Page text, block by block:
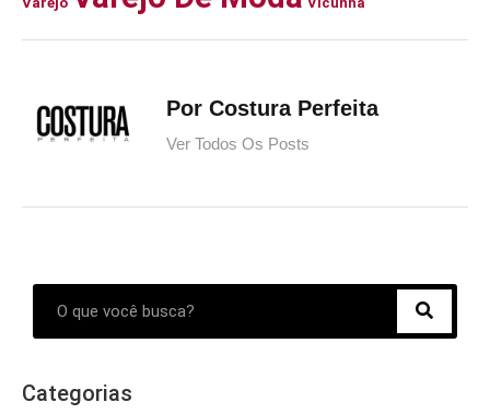
Por Costura Perfeita
Ver Todos Os Posts
Categorias